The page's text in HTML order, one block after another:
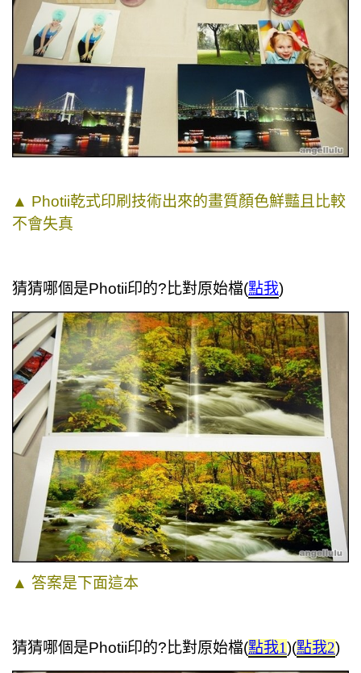
▲ Photii乾式印刷技術出來的畫質顏色鮮豔且比較
不會失真
猜猜哪個是Photii印的?比對原始檔(點我)
▲ 答案是下面這本
猜猜哪個是Photii印的?比對原始檔(點我1)(點我2)